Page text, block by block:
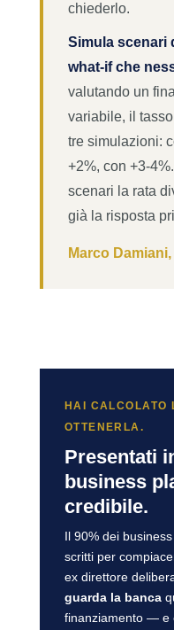
chiederlo.
Simula scenari
what-if che
valutando un
variabile, il
tre simulazioni:
+2%, con +3-
scenari la rata
già la risposta
Marco
HAI CALCOLATO
OTTENERLA.
Presentati
business
credibile.
Il 90% dei
scritti per
ex direttore
guarda la banca
finanziamento — e